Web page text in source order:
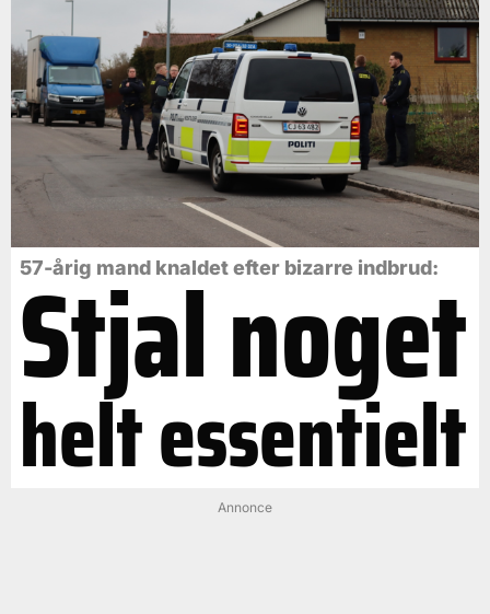
57-årig mand knaldet efter bizarre indbrud:
Stjal noget
helt essentielt
Annonce